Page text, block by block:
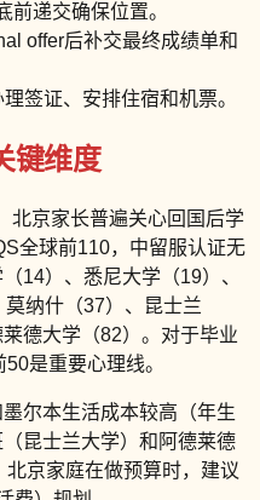
前递交确保位置。
offer后补交最终成绩单和
签证、安排住宿和机票。
键维度
北京家长普遍关心回国后学
全球前110，中留服认证无
14）、悉尼大学（19）、
纳什（37）、昆士兰
德大学（82）。对于毕业
是重要心理线。
尔本生活成本较高（年生
昆士兰大学）和阿德莱德
北京家庭在做预算时，建议